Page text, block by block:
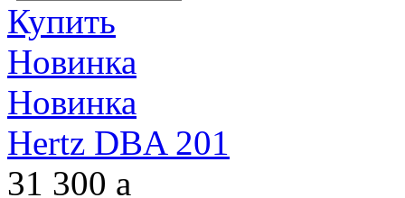
Купить
Новинка
Новинка
Hertz DBA 201
31 300 a